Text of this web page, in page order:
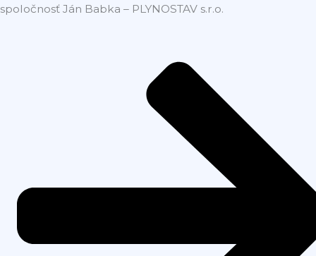
spoločnosť Ján Babka – PLYNOSTAV s.r.o.